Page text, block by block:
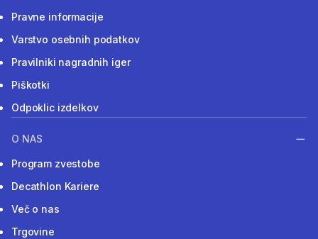
Pravne informacije
Varstvo osebnih podatkov
Pravilniki nagradnih iger
Piškotki
Odpoklic izdelkov
O NAS
Program zvestobe
Decathlon Kariere
Več o nas
Trgovine